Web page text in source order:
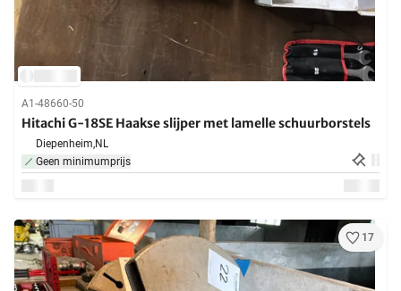
A1-48660-50
Hitachi G-18SE Haakse slijper met lamelle schuurborstels
Diepenheim,NL
Geen minimumprijs
17